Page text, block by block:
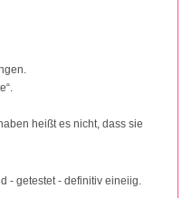
heißt es nicht, dass sie
- getestet - definitiv eineiig.